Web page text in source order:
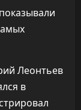
Леонтьев
в